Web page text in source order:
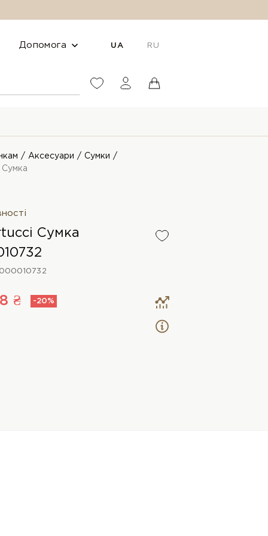
Допомога UA RU
Аксесуари
Сумки
Сумка
Сумка
₴ -20%